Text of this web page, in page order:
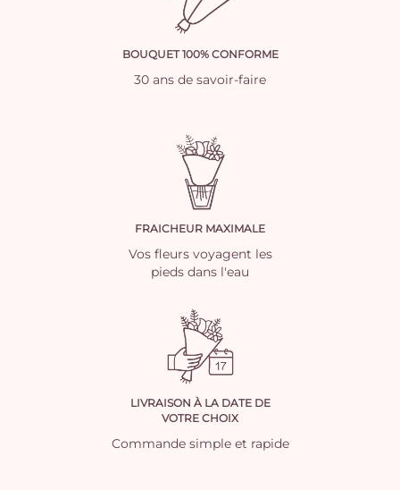
BOUQUET 100% CONFORME
30 ans de savoir-faire
FRAICHEUR MAXIMALE
Vos fleurs voyagent les
pieds dans l'eau
LIVRAISON À LA DATE DE
VOTRE CHOIX
Commande simple et rapide